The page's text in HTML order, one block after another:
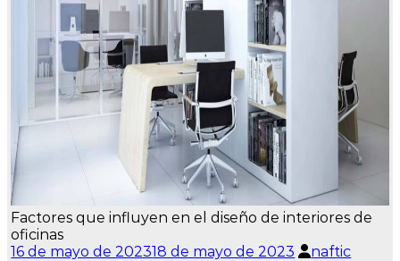
Factores que influyen en el diseño de interiores de
oficinas
16 de mayo de 202318 de mayo de 2023 naftic